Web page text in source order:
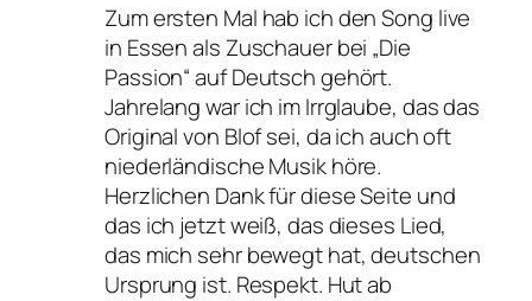
Zum ersten Mal hab ich den Song live
in Essen als Zuschauer bei „Die
Passion“ auf Deutsch gehört.
Jahrelang war ich im Irrglaube, das das
Original von Blof sei, da ich auch oft
niederländische Musik höre.
Herzlichen Dank für diese Seite und
das ich jetzt weiß, das dieses Lied,
das mich sehr bewegt hat, deutschen
Ursprung ist. Respekt. Hut ab